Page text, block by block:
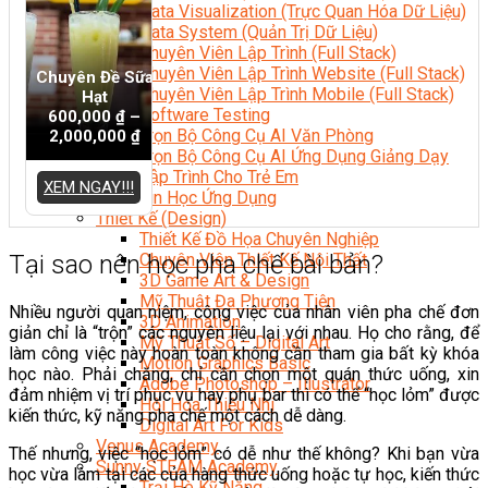
Data Visualization (Trực Quan Hóa Dữ Liệu)
Data System (Quản Trị Dữ Liệu)
Chuyên Viên Lập Trình (Full Stack)
Chuyên Viên Lập Trình Website (Full Stack)
Chuyên Viên Lập Trình Mobile (Full Stack)
Software Testing
Trọn Bộ Công Cụ AI Văn Phòng
Trọn Bộ Công Cụ AI Ứng Dụng Giảng Dạy
Lập Trình Cho Trẻ Em
Tin Học Ứng Dụng
Thiết Kế (Design)
Thiết Kế Đồ Họa Chuyên Nghiệp
Chuyên Viên Thiết Kế Nội Thất
3D Game Art & Design
Mỹ Thuật Đa Phương Tiện
3D Animation
Mỹ Thuật Số – Digital Art
Motion Graphics Basic
Adobe Photoshop – Illustrator
Hội Họa Thiếu Nhi
Digital Art For Kids
Venus Academy
Sunny STEAM Academy
Chuyên Đề Sữa
Hạt
600,000 ₫ –
2,000,000 ₫
XEM NGAY!!!
Tại sao nên học pha chế bài bản?
Nhiều người quan niệm, công việc của nhân viên pha chế đơn
giản chỉ là “trộn” các nguyên liệu lại với nhau. Họ cho rằng, để
làm công việc này hoàn toàn không cần tham gia bất kỳ khóa
học nào. Phải chăng, chỉ cần chọn một quán thức uống, xin
đảm nhiệm vị trí phục vụ hay phụ bar thì có thể “học lỏm” được
kiến thức, kỹ năng pha chế một cách dễ dàng.
Thế nhưng, việc “học lỏm” có dễ như thế không? Khi bạn vừa
học vừa làm tại các của hàng thức uống hoặc tự học, kiến thức